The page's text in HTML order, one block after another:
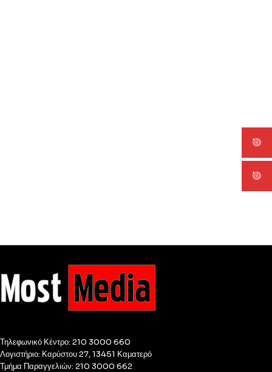
Τηλεφωνικό Κέντρο: 210 3000 660
Λογιστήριο: Καρύστου 27, 13451 Καματερό
Τμήμα Παραγγελιών: 210 3000 662